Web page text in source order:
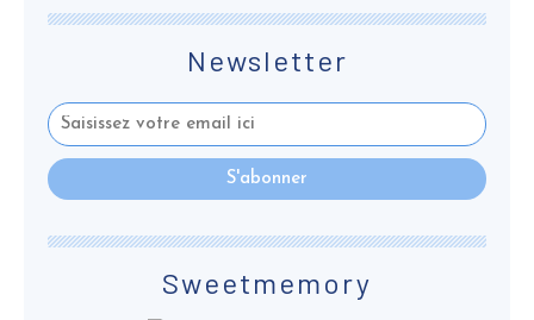
Newsletter
Sweetmemory